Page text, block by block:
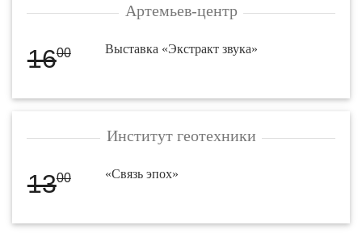
Артемьев-центр
1600 Выставка «Экстракт звука»
Институт геотехники
1300 «Связь эпох»